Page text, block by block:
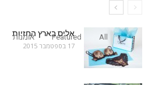
All
Featured אומנות
אליס בארץ החזיות
17 בספטמבר 2015